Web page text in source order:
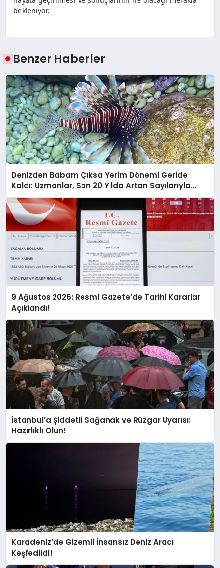
bekleniyor.
Benzer Haberler
Denizden Babam Çıksa Yerim Dönemi Geride
Kaldı: Uzmanlar, Son 20 Yılda Artan Sayılarıyla
Uyarıyor!
9 Ağustos 2026: Resmi Gazete’de Tarihi Kararlar
Açıklandı!
İstanbul’a Şiddetli Sağanak ve Rüzgar Uyarısı:
Hazırlıklı Olun!
Karadeniz’de Gizemli İnsansız Deniz Aracı
Keşfedildi!